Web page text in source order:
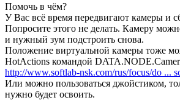
Помочь в чём?
У Вас всё время передвигают камеры и
Попросите этого не делать. Камеру
и нужный зум подстроить снова.
Положение виртуальной камеры тоже
HotActions командой
http://www.softlab-nsk.com/rus/focus/do ...
Или можно пользоваться джойстиком,
нужно будет освоить.